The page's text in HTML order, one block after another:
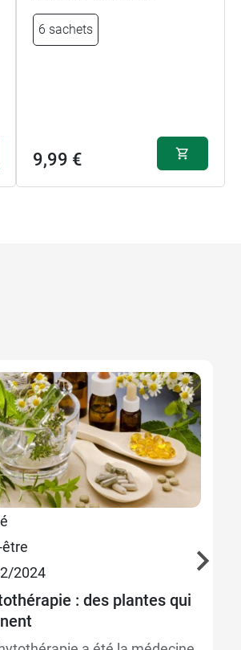
6 sachets
9,99 €
être
2024
: des plantes qui